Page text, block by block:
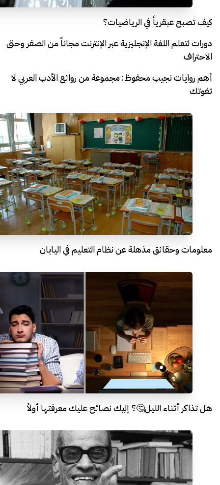
كيف تصبح عبقرياً في الرياضيات؟
دورات لتعلم اللغة الإنجليزية عبر الإنترنت مجاناً من الصفر وحتى
الاحتراف
أهم روايات نجيب محفوظ: مجموعة من روائع الأدب العربي لا
تفوتك
معلومات وحقائق مذهلة عن نظام التعليم في اليابان
هل تذاكر أثناء الليل🤔؟ إليك نصائح عليك معرفتها أولاً